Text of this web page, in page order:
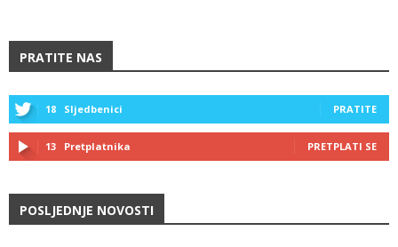
PRATITE NAS
18 Sljedbenici PRATITE
13 Pretplatnika PRETPLATI SE
POSLJEDNJE NOVOSTI